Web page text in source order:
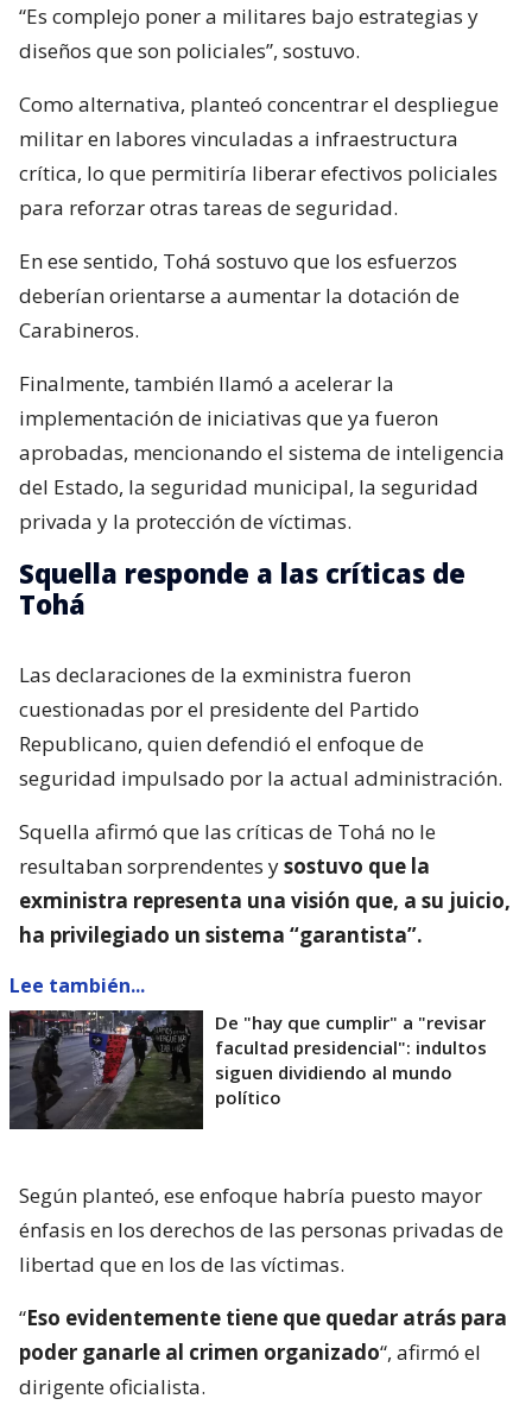
“Es complejo poner a militares bajo estrategias y
diseños que son policiales”, sostuvo.
Como alternativa, planteó concentrar el despliegue
militar en labores vinculadas a infraestructura
crítica, lo que permitiría liberar efectivos policiales
para reforzar otras tareas de seguridad.
En ese sentido, Tohá sostuvo que los esfuerzos
deberían orientarse a aumentar la dotación de
Carabineros.
Finalmente, también llamó a acelerar la
implementación de iniciativas que ya fueron
aprobadas, mencionando el sistema de inteligencia
del Estado, la seguridad municipal, la seguridad
privada y la protección de víctimas.
Squella responde a las críticas de
Tohá
Las declaraciones de la exministra fueron
cuestionadas por el presidente del Partido
Republicano, quien defendió el enfoque de
seguridad impulsado por la actual administración.
Squella afirmó que las críticas de Tohá no le
resultaban sorprendentes ysostuvo que la
exministra representa una visión que, a su juicio,
ha privilegiado un sistema “garantista”.
Lee también...
De "hay que cumplir" a "revisar
facultad presidencial": indultos
siguen dividiendo al mundo
político
Según planteó, ese enfoque habría puesto mayor
énfasis en los derechos de las personas privadas de
libertad que en los de las víctimas.
“Eso evidentemente tiene que quedar atrás para
poder ganarle al crimen organizado“, afirmó el
dirigente oficialista.